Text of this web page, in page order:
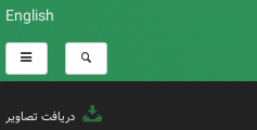
English
دریافت تصاویر